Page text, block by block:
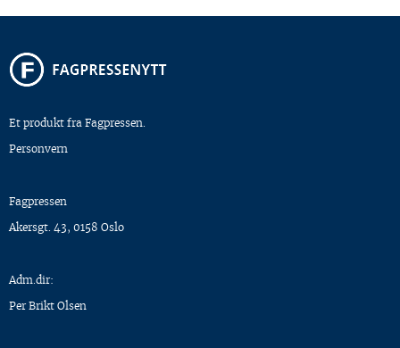
Et produkt fra Fagpressen.
Personvern
Fagpressen
Akersgt. 43, 0158 Oslo
Adm.dir:
Per Brikt Olsen